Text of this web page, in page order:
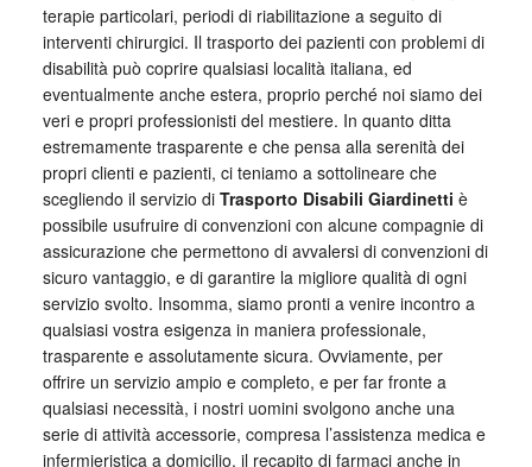
terapie particolari, periodi di riabilitazione a seguito di
interventi chirurgici. Il trasporto dei pazienti con problemi di
disabilità può coprire qualsiasi località italiana, ed
eventualmente anche estera, proprio perché noi siamo dei
veri e propri professionisti del mestiere. In quanto ditta
estremamente trasparente e che pensa alla serenità dei
propri clienti e pazienti, ci teniamo a sottolineare che
scegliendo il servizio di Trasporto Disabili Giardinetti è
possibile usufruire di convenzioni con alcune compagnie di
assicurazione che permettono di avvalersi di convenzioni di
sicuro vantaggio, e di garantire la migliore qualità di ogni
servizio svolto. Insomma, siamo pronti a venire incontro a
qualsiasi vostra esigenza in maniera professionale,
trasparente e assolutamente sicura. Ovviamente, per
offrire un servizio ampio e completo, e per far fronte a
qualsiasi necessità, i nostri uomini svolgono anche una
serie di attività accessorie, compresa l’assistenza medica e
infermieristica a domicilio, il recapito di farmaci anche in